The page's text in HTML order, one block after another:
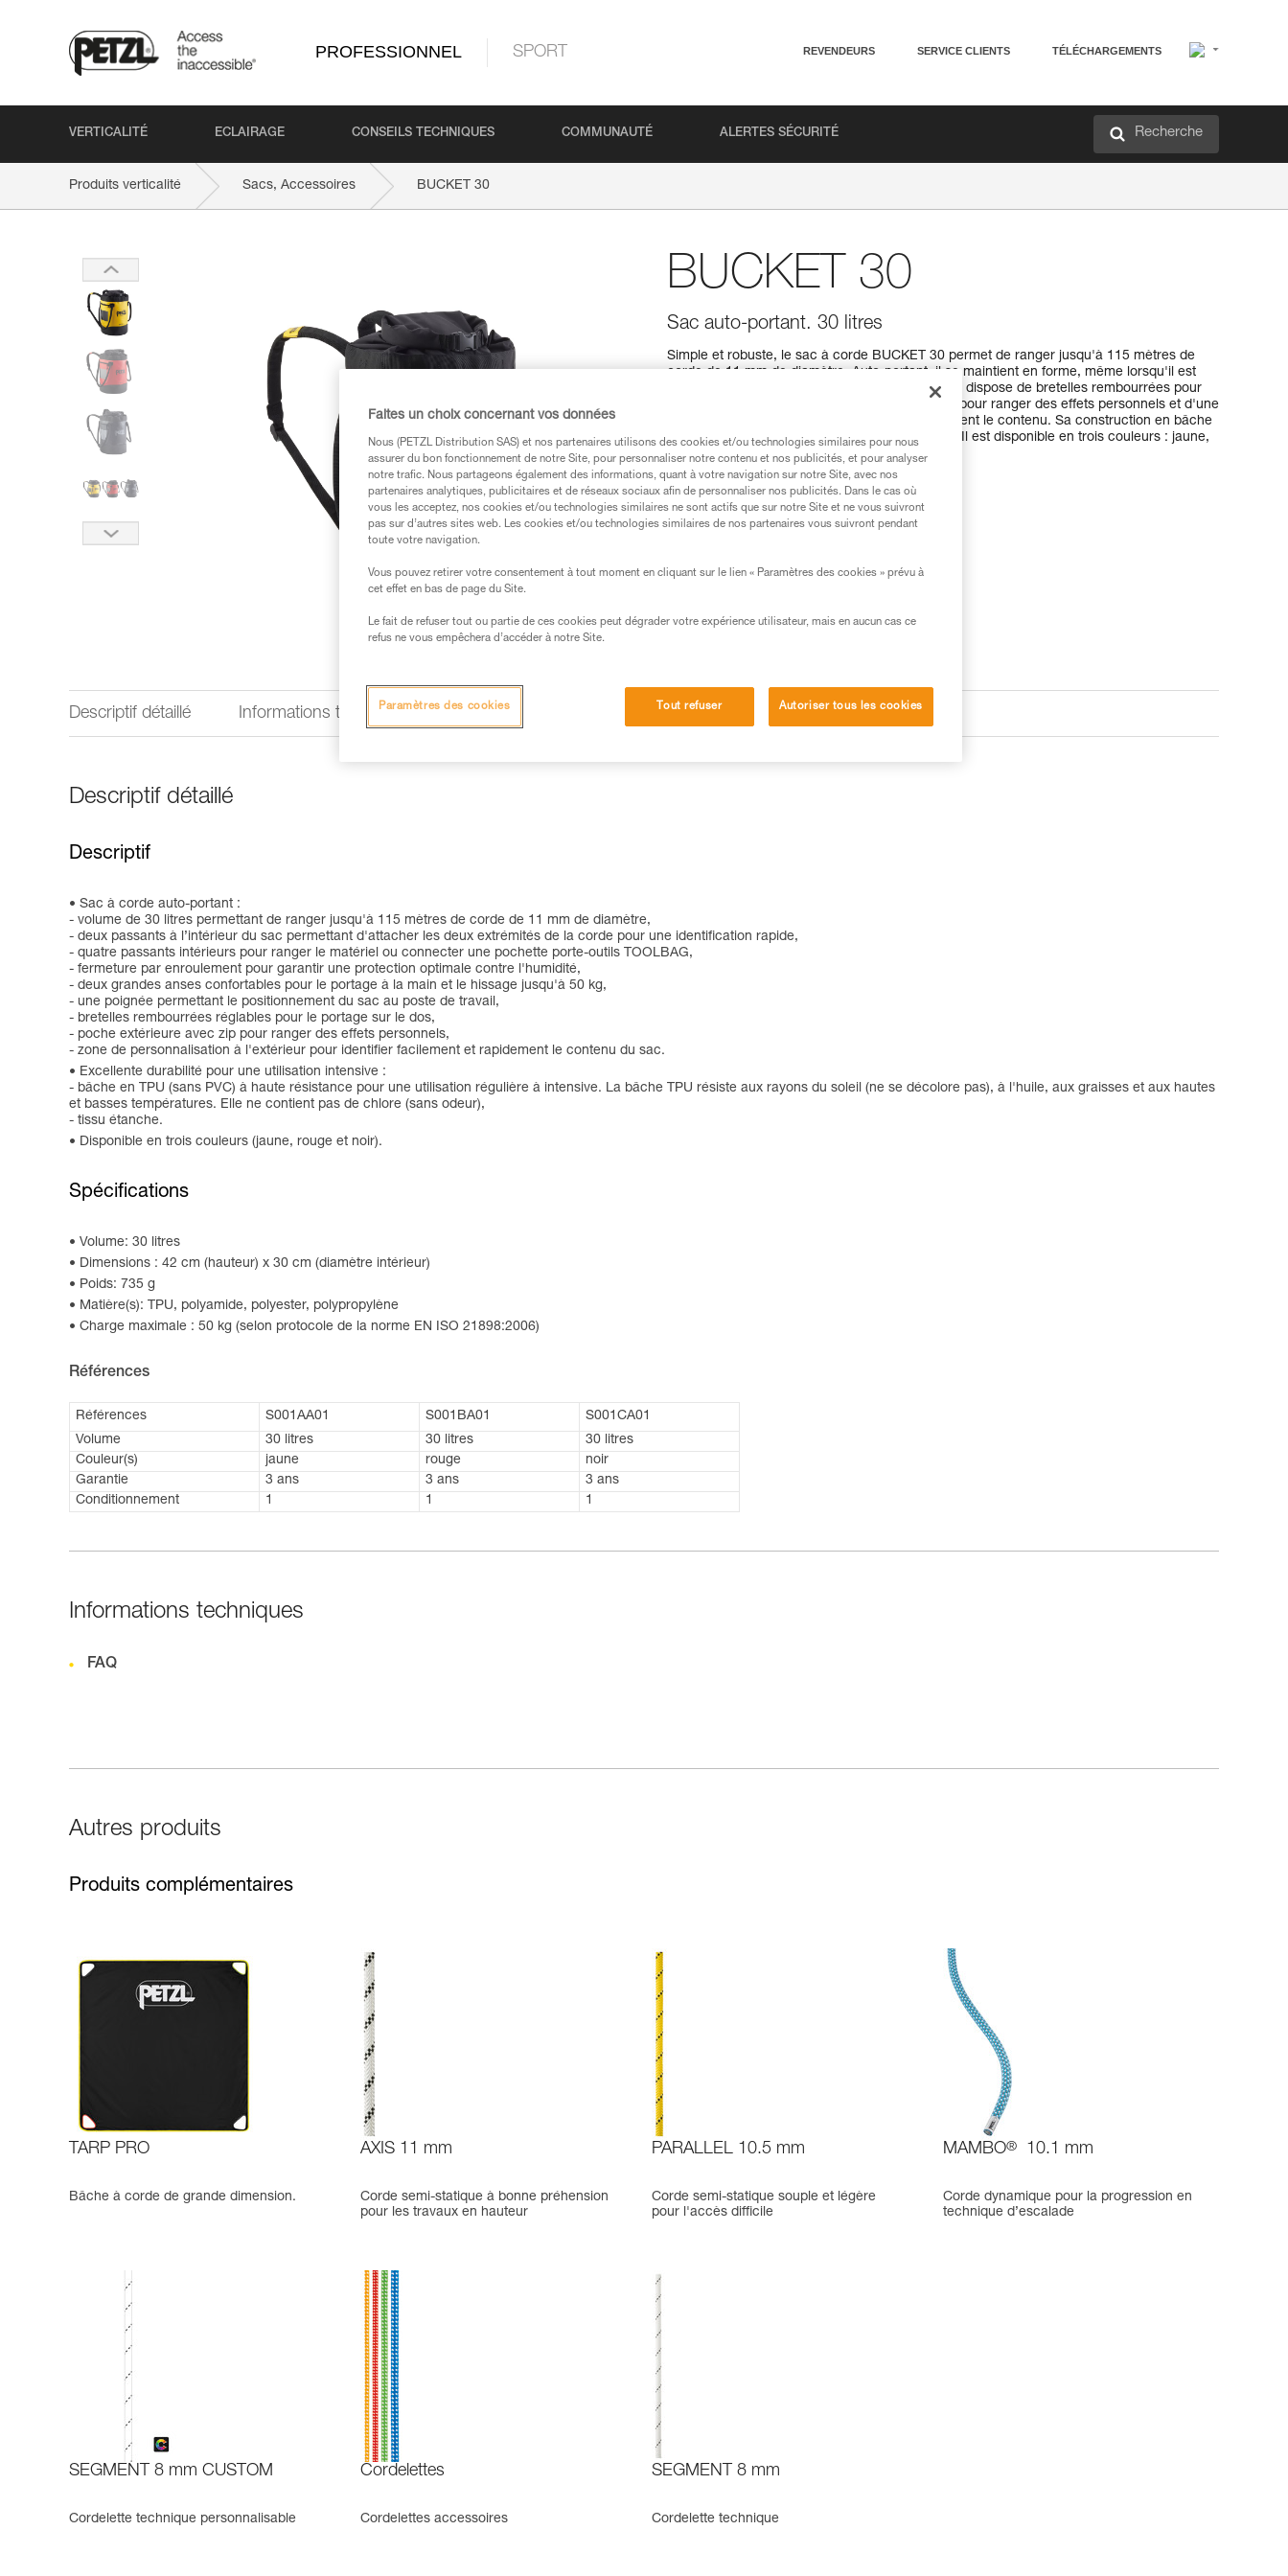
PROFESSIONNEL SPORT REVENDEURS SERVICE CLIENTS TÉLÉCHARGEMENTS
VERTICALITÉ ECLAIRAGE CONSEILS TECHNIQUES COMMUNAUTÉ ALERTES SÉCURITÉ Recherche
Produits verticalité Sacs, Accessoires BUCKET 30
BUCKET 30
Sac auto-portant. 30 litres
Simple et robuste, le sac à corde BUCKET 30 permet de ranger jusqu'à 115 mètres de
corde de 11 mm de diamètre. Auto-portant, il se maintient en forme, même lorsqu'il est
vide, pour un accès facilité à l’intérieur du sac. Il dispose de bretelles rembourrées pour
un portage confortable, d'une poche extérieure pour ranger des effets personnels et d'une
zone de personnalisation pour identifier rapidement le contenu. Sa construction en bâche
TPU permet une utilisation régulière à intensive. Il est disponible en trois couleurs : jaune,
rouge et noir.
Trouvez un revendeur
Descriptif détaillé Informations techniques Autres produits
Descriptif détaillé
Descriptif
Sac à corde auto-portant :
- volume de 30 litres permettant de ranger jusqu'à 115 mètres de corde de 11 mm de diamètre,
- deux passants à l’intérieur du sac permettant d'attacher les deux extrémités de la corde pour une identification rapide,
- quatre passants intérieurs pour ranger le matériel ou connecter une pochette porte-outils TOOLBAG,
- fermeture par enroulement pour garantir une protection optimale contre l'humidité,
- deux grandes anses confortables pour le portage à la main et le hissage jusqu'à 50 kg,
- une poignée permettant le positionnement du sac au poste de travail,
- bretelles rembourrées réglables pour le portage sur le dos,
- poche extérieure avec zip pour ranger des effets personnels,
- zone de personnalisation à l'extérieur pour identifier facilement et rapidement le contenu du sac.
Excellente durabilité pour une utilisation intensive :
- bâche en TPU (sans PVC) à haute résistance pour une utilisation régulière à intensive. La bâche TPU résiste aux rayons du soleil (ne se décolore pas), à l'huile, aux graisses et aux hautes
et basses températures. Elle ne contient pas de chlore (sans odeur),
- tissu étanche.
Disponible en trois couleurs (jaune, rouge et noir).
Spécifications
Volume: 30 litres
Dimensions : 42 cm (hauteur) x 30 cm (diamètre intérieur)
Poids: 735 g
Matière(s): TPU, polyamide, polyester, polypropylène
Charge maximale : 50 kg (selon protocole de la norme EN ISO 21898:2006)
Références
Références S001AA01 S001BA01
S001CA01
Volume
30 litres 30 litres
30 litres
Couleur(s)
jaune rouge
noir
Garantie
3 ans 3 ans
3 ans
Conditionnement
1 1 1
Informations techniques
FAQ
Autres produits
Produits complémentaires
TARP PRO
Bâche à corde de grande dimension.
AXIS 11 mm
Corde semi-statique à bonne préhension
pour les travaux en hauteur
PARALLEL 10.5 mm
Corde semi-statique souple et légère
pour l'accès difficile
MAMBO® 10.1 mm
Corde dynamique pour la progression en
technique d’escalade
SEGMENT 8 mm CUSTOM
Cordelette technique personnalisable
Cordelettes
Cordelettes accessoires
SEGMENT 8 mm
Cordelette technique
Faites un choix concernant vos données
Nous (PETZL Distribution SAS) et nos partenaires utilisons des cookies et/ou technologies similaires pour nous
assurer du bon fonctionnement de notre Site, pour personnaliser notre contenu et nos publicités, et pour analyser
notre trafic. Nous partageons également des informations, quant à votre navigation sur notre Site, avec nos
partenaires analytiques, publicitaires et de réseaux sociaux afin de personnaliser nos publicités. Dans le cas où
vous les acceptez, nos cookies et/ou technologies similaires ne sont actifs que sur notre Site et ne vous suivront
pas sur d’autres sites web. Les cookies et/ou technologies similaires de nos partenaires vous suivront pendant
toute votre navigation.
Vous pouvez retirer votre consentement à tout moment en cliquant sur le lien « Paramètres des cookies » prévu à
cet effet en bas de page du Site.
Le fait de refuser tout ou partie de ces cookies peut dégrader votre expérience utilisateur, mais en aucun cas ce
refus ne vous empêchera d’accéder à notre Site.
Tout refuser Autoriser tous les cookies
Paramètres des cookies